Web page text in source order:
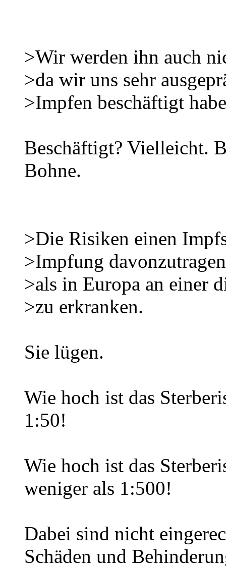
>Wir werden ihn auch
>da wir uns sehr
>Impfen beschäftigt
Beschäftigt? Vielleicht.
Bohne.
>Die Risiken einen
>Impfung
>als in Europa an einer
>zu erkranken.
Sie lügen.
Wie hoch ist das
1:50!
Wie hoch ist das
weniger als 1:500!
Dabei sind nicht
Schäden und